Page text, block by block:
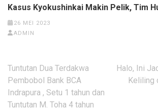
Kasus Kyokushinkai Makin Pelik, Tim
26 MEI 2023
ADMIN
Navigasi
pos
Tuntutan Dua Terdakwa
Pembobol Bank BCA
Indrapura , Setu 1 tahun dan
Tuntutan M. Toha 4 tahun
Halo, Ini
Keliling